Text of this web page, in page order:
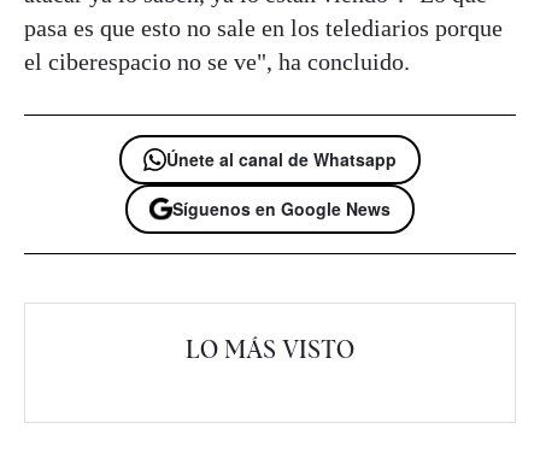
pasa es que esto no sale en los telediarios porque
el ciberespacio no se ve", ha concluido.
Únete al canal de Whatsapp
Síguenos en Google News
LO MÁS VISTO